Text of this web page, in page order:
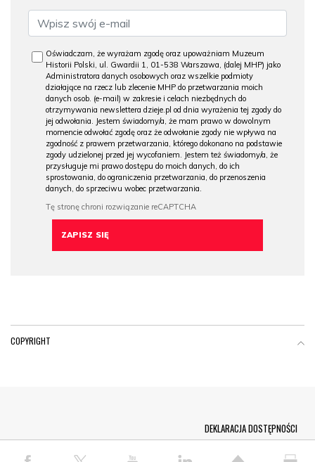
Oświadczam, że wyrażam zgodę oraz upoważniam Muzeum
Historii Polski, ul. Gwardii 1, 01-538 Warszawa, (dalej MHP) jako
Administratora danych osobowych oraz wszelkie podmioty
działające na rzecz lub zlecenie MHP do przetwarzania moich
danych osob. (e-mail) w zakresie i celach niezbędnych do
otrzymywania newslettera dzieje.pl od dnia wyrażenia tej zgody do
jej odwołania. Jestem świadomy/a, że mam prawo w dowolnym
momencie odwołać zgodę oraz że odwołanie zgody nie wpływa na
zgodność z prawem przetwarzania, którego dokonano na podstawie
zgody udzielonej przed jej wycofaniem. Jestem też świadomy/a, że
przysługuje mi prawo dostępu do moich danych, do ich
sprostowania, do ograniczenia przetwarzania, do przenoszenia
danych, do sprzeciwu wobec przetwarzania.
COPYRIGHT
© COPYRIGHT PAP 2026
DEKLARACJA DOSTĘPNOŚCI